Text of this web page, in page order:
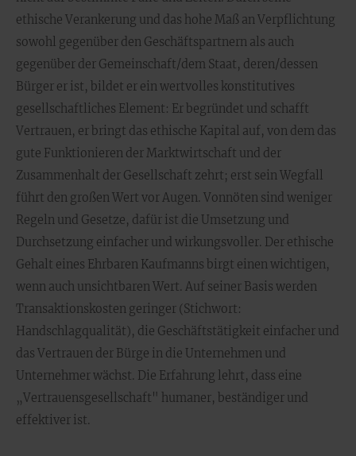
ethische Verankerung und das hohe Maß an Verpflichtung
sowohl gegenüber den Geschäftspartnern als auch
gegenüber der Gemeinschaft/dem Staat, deren/dessen
Bürger er ist, bildet er ein wertvolles konstitutives
gesellschaftliches Element: Er begründet und schafft
Vertrauen, er bringt das ethische Kapital auf, von dem das
gute Funktionieren der Marktwirtschaft und der
Zusammenhalt der Gesellschaft zehrt; erst sein Wegfall
führt den großen Wert vor Augen. Vonnöten sind weniger
Regeln und Gesetze, dafür ist die Umsetzung und
Durchsetzung einfacher und wirkungsvoller. Der ethische
Gehalt eines Ehrbaren Kaufmanns birgt einen wichtigen,
wenn auch unsichtbaren Wert. Auf seiner Basis werden
Transaktionskosten geringer (Stichwort:
Handschlagqualität), die Geschäftstätigkeit einfacher und
das Vertrauen der Bürge in die Unternehmen und
Unternehmer wächst. Die Erfahrung lehrt, dass eine
„Vertrauensgesellschaft" humaner, beständiger und
effektiver ist.